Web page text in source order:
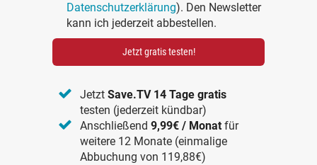
Datenschutzerklärung). Den Newsletter
kann ich jederzeit abbestellen.
Jetzt gratis testen!
JetztSave.TV 14 Tage gratis
testen (jederzeit kündbar)
Anschließend9,99€ / Monat für
weitere 12 Monate (einmalige
Abbuchung von 119,88€)